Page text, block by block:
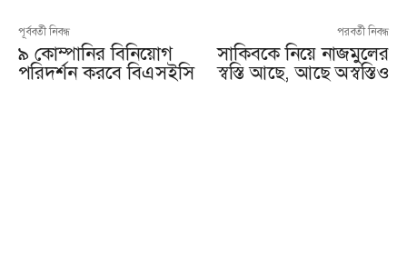
পূর্ববর্তী নিবন্ধ
৯ কোম্পানির বিনিয়োগ
পরিদর্শন করবে বিএসইসি
পরবর্তী নিবন্ধ
সাকিবকে নিয়ে নাজমুলের
স্বস্তি আছে, আছে অস্বস্তিও